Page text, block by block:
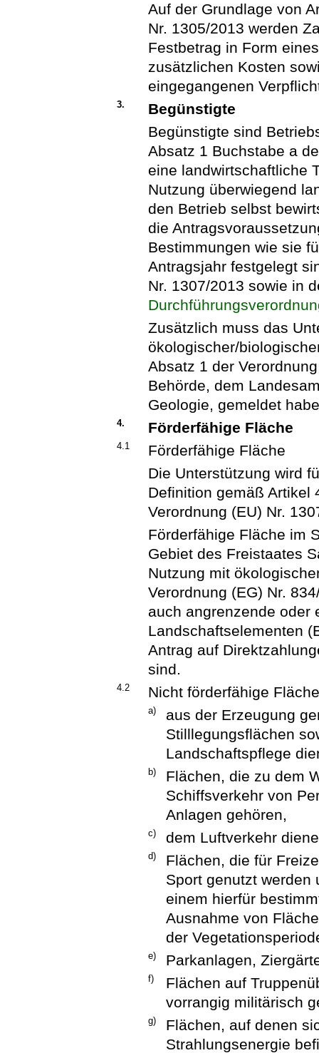
Auf der Grundlage von
Nr. 1305/2013 werden
Festbetrag in Form
zusätzlichen Kosten
eingegangenen
3.
Begünstigte
Begünstigte sind
Absatz 1 Buchstabe a
eine landwirtschaftliche
Nutzung überwiegend
den Betrieb selbst
die
Bestimmungen wie sie
Antragsjahr festgelegt
Nr. 1307/2013 sowie in
Zusätzlich muss das
ökologischer/
Absatz 1 der
Behörde, dem
Geologie, gemeldet
4. Förderfähige Fläche
4.1
Förderfähige Fläche
Die Unterstützung wird
Definition gemäß Artikel
Verordnung (EU) Nr.
Förderfähige Fläche im
Gebiet des Freistaates
Nutzung mit
Verordnung (EG) Nr.
auch angrenzende oder
Landschaftselementen
Antrag auf
sind.
4.2 Nicht förderfähige
a)
aus der Erzeugung
Stilllegungsflächen
Landschaftspflege
b)
Flächen, die zu dem
Schiffsverkehr von
Anlagen gehören,
c) dem Luftverkehr
d)
Flächen, die für
Sport genutzt werden
einem hierfür
Ausnahme von
der
e) Parkanlagen,
f)
Flächen auf
vorrangig militärisch
g)
Flächen, auf denen
Strahlungsenergie